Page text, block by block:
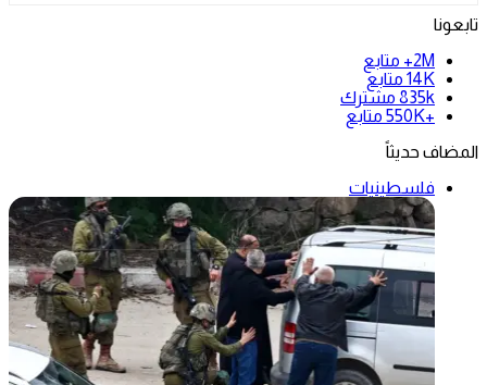
تابعونا
2M+
متابع
14K متابع
835k مشترك
+550K
متابع
المضاف حديثاً
فلسطينيات